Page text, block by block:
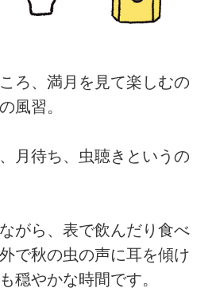
ろ、満月を見て楽しむの
風習。
月待ち、虫聴きというの
がら、表で飲んだり食べ
で秋の虫の声に耳を傾け
穏やかな時間です。